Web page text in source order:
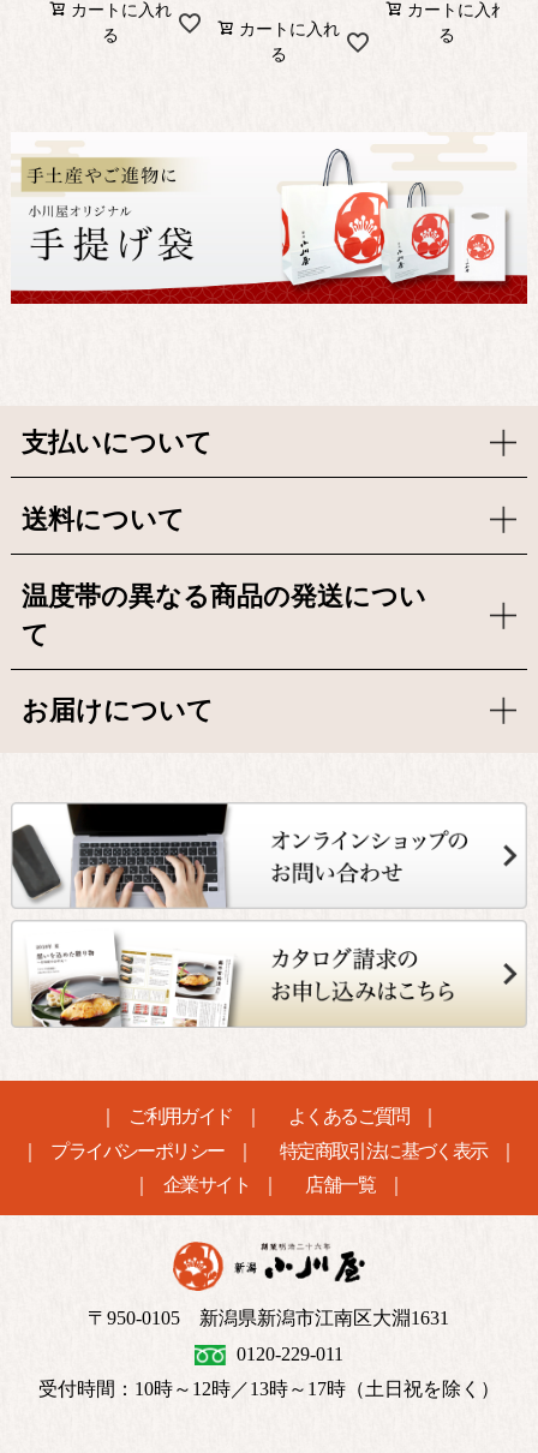
カートに入れ
る
カートに入れ
る
カートに入れ
る
支払いについて
送料について
温度帯の異なる商品の発送につい
て
お届けについて
ご利用ガイド
よくあるご質問
プライバシーポリシー
特定商取引法に基づく表示
企業サイト
店舗一覧
〒950-0105 新潟県新潟市江南区大淵1631
0120-229-011
受付時間：10時～12時／13時～17時（土日祝を除く）